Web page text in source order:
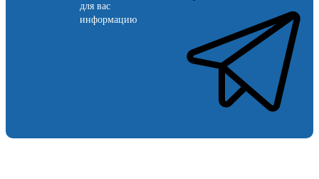
для вас
информацию